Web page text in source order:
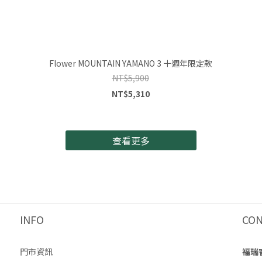
Flower MOUNTAIN YAMANO 3 十週年限定款
NT$5,900
NT$5,310
查看更多
INFO
門市資訊
福瑞